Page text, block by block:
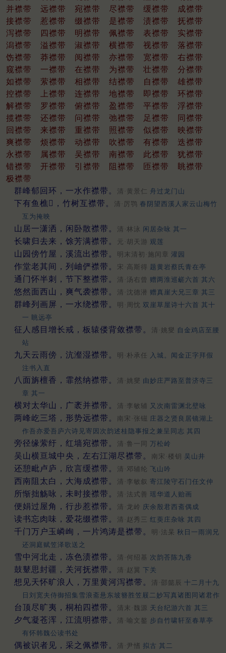
并襟带
远襟带 宛襟带 尽襟带 缓襟带
成襟带
接襟带
惹襟带 缀襟带 是襟带 渍襟带
抚襟带
泻襟带
四襟带 明襟带 佩襟带 表襟带
实襟带
潟襟带
溢襟带 淑襟带 横襟带 视襟带
落襟带
饬襟带
莽襟带 阅襟带 亦襟带 宽襟带
右襟带
窥襟带
一襟带 在襟带 为襟带 壮襟带
分襟带
如襟带
萦襟带 相襟带 结襟带 自襟带
雄襟带
控襟带
上襟带 连襟带 地襟带 即襟带
环襟带
解襟带
罗襟带 俯襟带 盈襟带 平襟带
浮襟带
揽襟带
还襟带 问襟带 弛襟带 足襟带
同襟带
回襟带
来襟带 重襟带 照襟带 似襟带
映襟带
爽襟带
烦襟带 动襟带 吹襟带 有襟带
迭襟带
永襟带
属襟带 吴襟带 南襟带 此襟带
犹襟带
错襟带
开襟带 引襟带 阻襟带 匝襟带
眺襟带
极襟带
群峰郁回环，一水作襟带。
清·黄景仁 舟过龙门山
下有鱼樵𨴻，竹树互襟带。 清·厉鹗 春阴望西溪人家云山梅竹
互为掩映
山居一潇洒，闲卧散襟带。 清·林泳 闲居杂咏 其一
长啸归去来，馀芳满襟带。 元·胡天游 观莲
山园傍竹屋，溪流出襟带。 明末清初·施闰章 灌园
作堂老其间，列岫俨襟带。 宋·高斯得 题黄岩蔡氏青在亭
通门怀半刺，节下整襟带。 清·汤右曾 赠两淮巡鹾六首 其六
悠然面西山，爽气袭襟带。 清·沈德潜 赠真崖大兄三章 其三
群峰列画屏，一水绕襟带。 明·周忱 双崖草屋诗十六首 其十
一 眺远亭
征人感目增长戒，板辕偻背敛襟带。 清·姚燮 自金鸡店至腰
站
九天云雨傍，沆瀣湿襟带。 明·朴承任
入城。闻金正字拜假
注书入直
八面旃檀香，霏然纳襟带。 清·姚燮 由妙庄严路至普济寺三
章 其一
横对太华山，广袤并襟带。 清·李敏辅 又次南雷渊北壁咏
两峰屹三塔，形势远襟带。 南宋·张镃 庄器之贤良居镜湖上
作吾亦爱吾庐六诗见寄因次韵述桂隐事报之兼呈同志 其四
旁径缘萦纡，红墙宛襟带。 清·鲁一同 万松岭
吴山横亘城中央，左右江湖尽襟带。 南宋·楼钥 吴山井
还憩毗卢庐，欣言缓襟带。 清·邓辅纶 飞山吟
西南阻太白，大海成襟带。 清·李敏叙 寄江陵守石门任文仲
所惭拙觞咏，未时接襟带。 清·法式善 瑶华道人贻画
便娟过屋角，行步惹襟带。 清·龙岭 庆余殷君西斋偶成
读书忘肉味，爱花缀襟带。 清·赵秀三 红萸庄杂咏 其四
千门万户玉嶙峋，一片鸿涛是襟带。 明·法杲 秋日一雨润兄
还洞庭赋笠泽歌送之
雪中河北走，冻色渍襟带。 清·何绍基 次韵荅陈九香
鼓鼙思封疆，关河抚襟带。 清·赵翼 下关
想见天怀旷浪人，万里黄河泻襟带。 清·邵懿辰 十二月十九
日刘宽夫侍御招集雪浪斋悬东坡簪胜笠屐二妙写真诸图同诸君作
台顶尽旷夷，桐柏四襟带。 清末·魏源 天台纪游六首 其三
夕气凝苍浑，江流明襟带。 清·喻文鏊 步自竹啸轩至春草亭
有怀韩魏公读书处
偶被识者见，采之佩襟带。 清·尹愭 拟古 其二